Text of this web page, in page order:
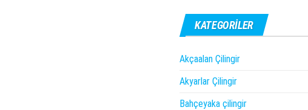
KATEGORILER
Akçaalan Çilingir
Akyarlar Çilingir
Bahçeyaka çilingir